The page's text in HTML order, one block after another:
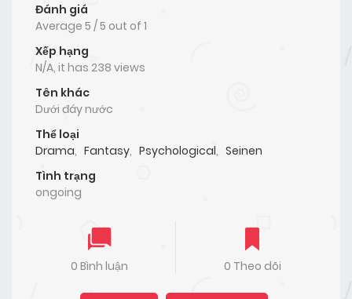
Đánh giá
Average 5 /5 out of 1
Xếp hạng
N/A, it has 238 views
Tên khác
Dưới đáy nước
Thể loại
Drama, Fantasy, Psychological, Seinen
Tình trạng
ongoing
0 Bình luận 0 Theo dõi